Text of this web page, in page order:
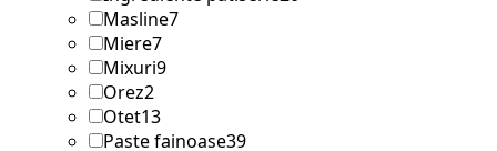
Masline7
Miere7
Mixuri9
Orez2
Otet13
Paste fainoase39